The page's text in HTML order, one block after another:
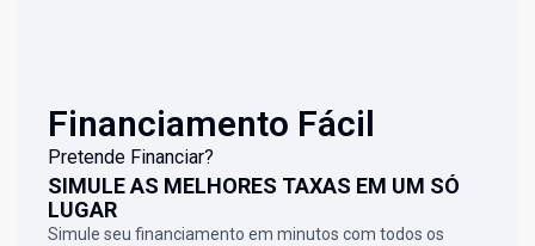
Financiamento Fácil
Pretende Financiar?
SIMULE AS MELHORES TAXAS EM UM SÓ
LUGAR
Simule seu financiamento em minutos com todos os